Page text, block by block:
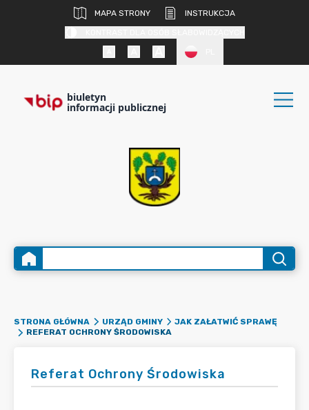
MAPA STRONY
INSTRUKCJA
biuletyn
informacji publicznej
STRONA GŁÓWNA URZĄD GMINY
JAK ZAŁATWIĆ SPRAWĘ
REFERAT OCHRONY ŚRODOWISKA
Referat Ochrony Środowiska